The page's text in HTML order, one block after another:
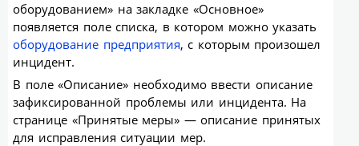
оборудованием» на закладке «Основное»
появляется поле списка, в котором можно указать
оборудование предприятия, с которым произошел
инцидент.
В поле «Описание» необходимо ввести описание
зафиксированной проблемы или инцидента. На
странице «Принятые меры» — описание принятых
для исправления ситуации мер.